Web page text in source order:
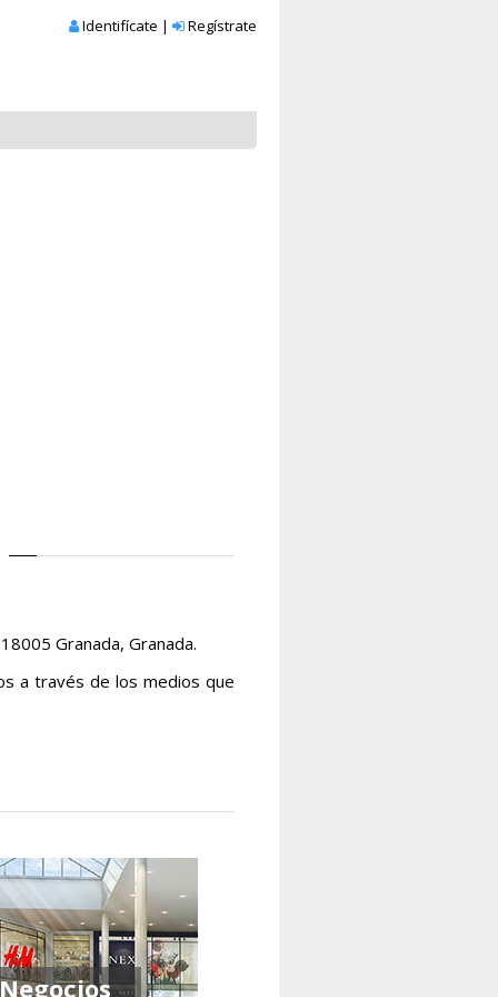
Identifícate | Regístrate
Granada, Granada.
a través de los medios que
Negocios